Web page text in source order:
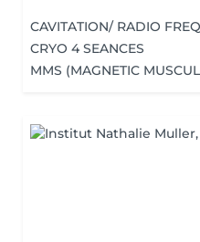
CAVITATION/ RADIO
CRYO 4 SEANCES
MMS (MAGNETIC